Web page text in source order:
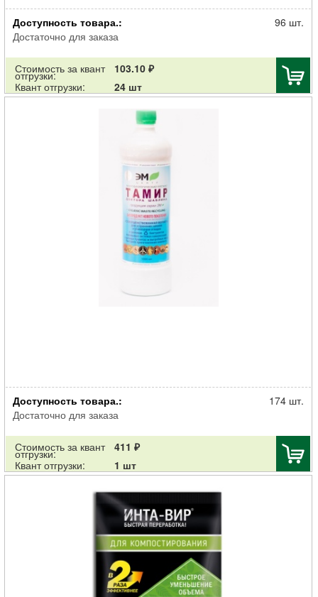
Ускоритель Доктор Робик 209 компостирования 60 г
Доступность товара.:
Достаточно для заказа
96 шт.
Стоимость за квант
отгрузки:
103.10 ₽
Квант отгрузки:
24 шт
Очиститель ТАМИР септиков, туалетов и компостирования 1л
Доступность товара.:
Достаточно для заказа
174 шт.
Стоимость за квант
отгрузки:
411 ₽
Квант отгрузки:
1 шт